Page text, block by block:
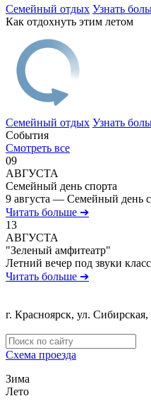
Семейный отдых Узнать
Как отдохнуть этим летом
Семейный отдых Узнать
События
Смотреть все
09
АВГУСТА
Семейный день спорта
9 августа — Семейный день
Читать больше ➔
13
АВГУСТА
"Зеленый амфитеатр"
Летний вечер под звуки
Читать больше ➔
г. Красноярск, ул. Сибирская,
Схема проезда
Зима
Лето